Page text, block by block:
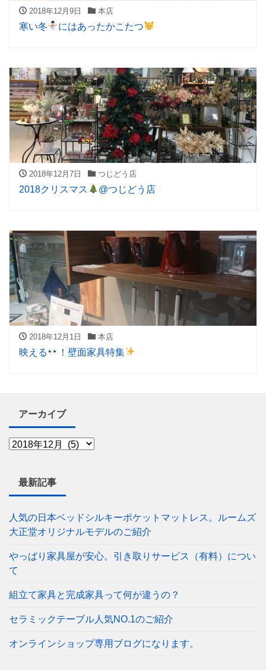
2018年12月9日 本店
寒い冬 にはあったかこたつ
2018年12月7日 つじどう店
2018クリスマス @つじどう店
2018年12月1日 本店
映える ！壁面家具特集
アーカイブ
最新記事
人気の日本ベッドシルキーポケットマットレス。ルームズ
大正堂オリジナルモデルのご紹介
やっぱり家具屋が安心。引き取りサービス（有料）につい
て
組立て家具と完成家具って何が違うの？
セラミックテーブル人気NO.1のご紹介
オンラインショップ専用ブログになります。